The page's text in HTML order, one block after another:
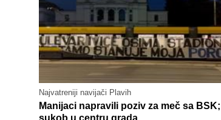
Najvatreniji navijači Plavih
Manijaci napravili poziv za meč sa